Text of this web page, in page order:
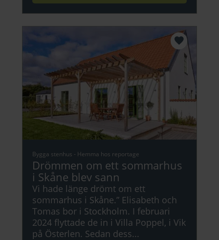
Bygga stenhus - Hemma hos reportage
Drömmen om ett sommarhus
i Skåne blev sann
Vi hade länge drömt om ett
sommarhus i Skåne.” Elisabeth och
Tomas bor i Stockholm. I februari
2024 flyttade de in i Villa Poppel, i Vik
på Österlen. Sedan dess...